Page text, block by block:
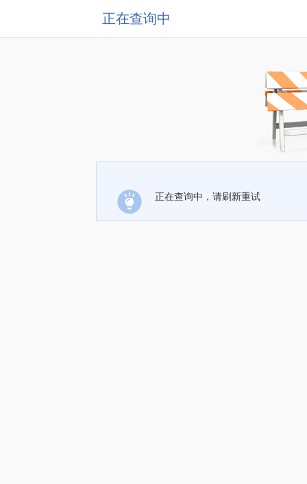
正在查询中
正在查询中，请刷新重试